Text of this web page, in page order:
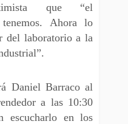
que “el
Ahora lo
del laboratorio a la
Daniel Barraco al
a las 10:30
escucharlo en los